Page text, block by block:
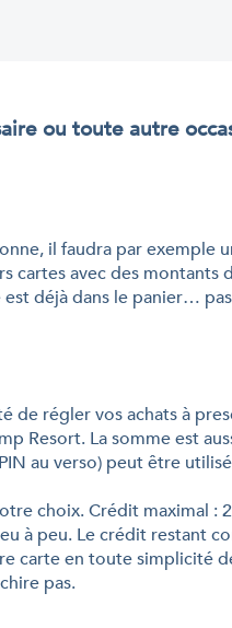
ou toute autre
il faudra par exemple
cartes avec des
déjà dans le panier…
régler vos achats à
Resort. La somme est
au verso) peut être
choix. Crédit maximal :
à peu. Le crédit restant
carte en toute simplicité
pas.